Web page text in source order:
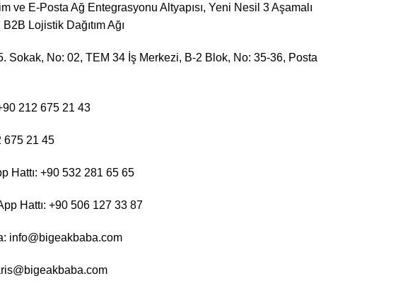
ve E-Posta Ağ Entegrasyonu Altyapısı, Yeni Nesil 3 Aşamalı
Lojistik Dağıtım Ağı
No: 02, TEM 34 İş Merkezi, B-2 Blok, No: 35-36, Posta
212 675 21 43
675 21 45
Hattı: +90 532 281 65 65
Hattı: +90 506 127 33 87
info@bigeakbaba.com